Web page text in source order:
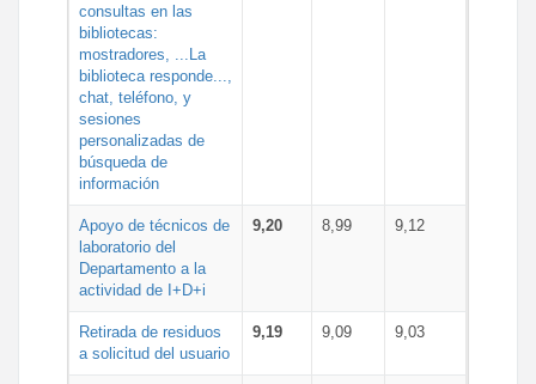
consultas en las
bibliotecas:
mostradores, ...La
biblioteca responde...,
chat, teléfono, y
sesiones
personalizadas de
búsqueda de
información
Apoyo de técnicos de
laboratorio del
Departamento a la
actividad de I+D+i
9,20 8,99 9,12
Retirada de residuos
a solicitud del usuario
9,19 9,09 9,03